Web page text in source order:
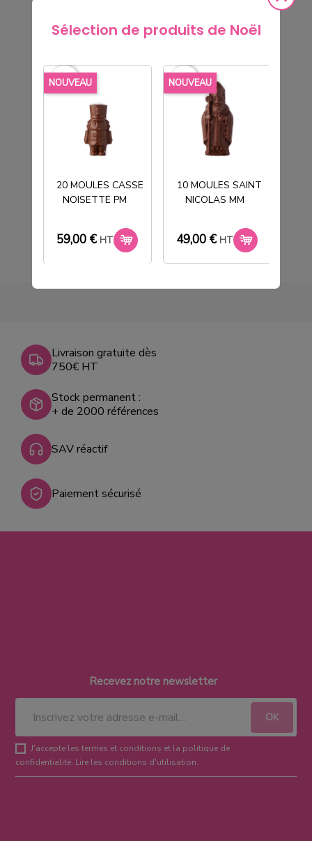
Sélection de produits de Noël
NOUVEAU
20 MOULES CASSE
NOISETTE PM
59,00 € HT
favorite_border NOUVEAU
10 MOULES SAINT
NICOLAS MM
49,00 € HT
favorite_border
COEUR
33,00 €
Livraison gratuite dès
750€ HT
Stock permanent :
+ de 2000 références
SAV réactif
Paiement sécurisé
Recevez notre newsletter
J'accepte les termes et conditions et la politique de
confidentialité. Lire les conditions d'utilisation.